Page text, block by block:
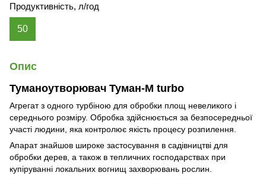
Продуктивність, л/год
50
Опис
Туманоутворювач Туман-М turbo
Агрегат з одного турбіною для обробки площ невеликого і
середнього розміру. Обробка здійснюється за безпосередньої
участі людини, яка контролює якість процесу розпилення.
Апарат знайшов широке застосування в садівництві для
обробки дерев, а також в тепличних господарствах при
купіруванні локальних вогнищ захворювань рослин.